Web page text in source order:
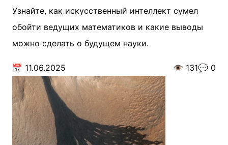
Узнайте, как искусственный интеллект сумел
обойти ведущих математиков и какие выводы
можно сделать о будущем науки.
📅 11.06.2025 👁️ 131💬 0